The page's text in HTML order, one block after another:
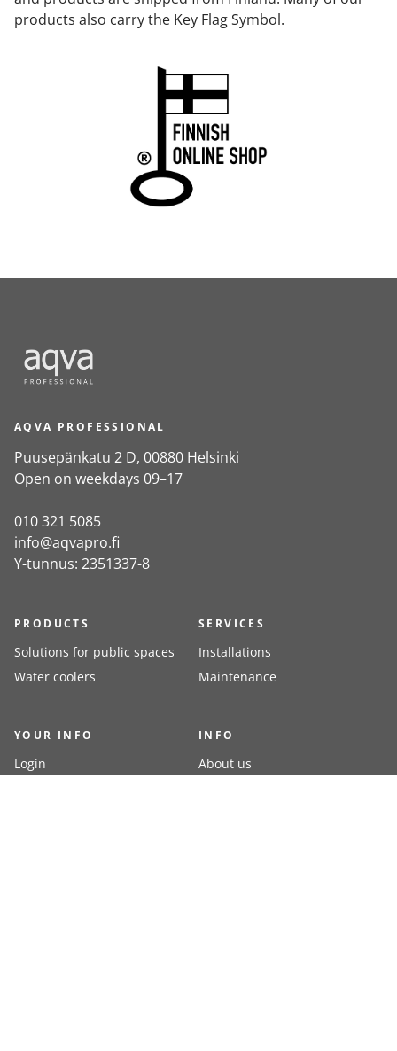
products also carry the Key Flag Symbol.
AQVA PROFESSIONAL
Puusepänkatu 2 D, 00880 Helsinki
Open on weekdays 09–17
010 321 5085
info@aqvapro.fi
Y-tunnus: 2351337-8
PRODUCTS
Solutions for public spaces
Water coolers
SERVICES
Installations
Maintenance
YOUR INFO
Login
INFO
About us